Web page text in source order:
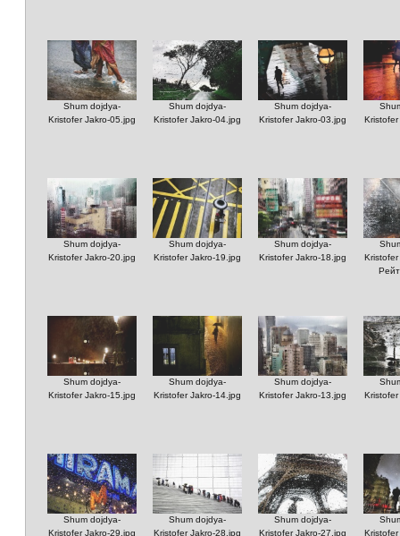
Shum dojdya-
Kristofer Jakro-05.jpg
Shum dojdya-
Kristofer Jakro-04.jpg
Shum dojdya-
Kristofer Jakro-03.jpg
Shum dojdya-
Kristofer Jakro-20.jpg
Shum dojdya-
Kristofer Jakro-19.jpg
Shum dojdya-
Kristofer Jakro-18.jpg
Shum dojdya-
Kristofer Jakro-15.jpg
Shum dojdya-
Kristofer Jakro-14.jpg
Shum dojdya-
Kristofer Jakro-13.jpg
Shum dojdya-
Kristofer Jakro-29.jpg
Shum dojdya-
Kristofer Jakro-28.jpg
Shum dojdya-
Kristofer Jakro-27.jpg